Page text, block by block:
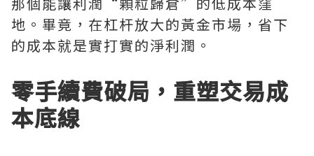
地。畢竟，在杠杆放大的黃金市場，省下
的成本就是實打實的淨利潤。
零手續費破局，重塑交易成
本底線